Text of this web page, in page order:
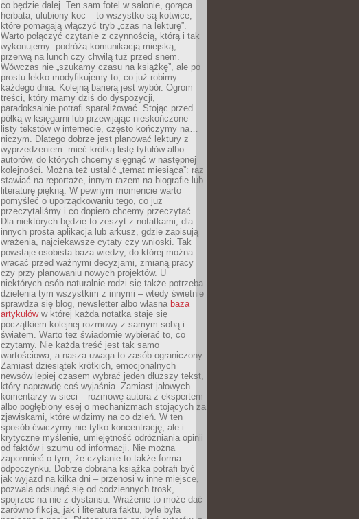
co będzie dalej. Ten sam fotel w salonie, gorąca
herbata, ulubiony koc – to wszystko są kotwice,
które pomagają włączyć tryb „czas na lekturę”.
Warto połączyć czytanie z czynnością, którą i tak
wykonujemy: podróżą komunikacją miejską,
przerwą na lunch czy chwilą tuż przed snem.
Wówczas nie „szukamy czasu na książkę”, ale po
prostu lekko modyfikujemy to, co już robimy
każdego dnia. Kolejną barierą jest wybór. Ogrom
treści, który mamy dziś do dyspozycji,
paradoksalnie potrafi sparaliżować. Stojąc przed
półką w księgarni lub przewijając nieskończone
listy tekstów w internecie, często kończymy na…
niczym. Dlatego dobrze jest planować lektury z
wyprzedzeniem: mieć krótką listę tytułów albo
autorów, do których chcemy sięgnąć w następnej
kolejności. Można też ustalić „temat miesiąca”: raz
stawiać na reportaże, innym razem na biografie lub
literaturę piękną. W pewnym momencie warto
pomyśleć o uporządkowaniu tego, co już
przeczytaliśmy i co dopiero chcemy przeczytać.
Dla niektórych będzie to zeszyt z notatkami, dla
innych prosta aplikacja lub arkusz, gdzie zapisują
wrażenia, najciekawsze cytaty czy wnioski. Tak
powstaje osobista baza wiedzy, do której można
wracać przed ważnymi decyzjami, zmianą pracy
czy przy planowaniu nowych projektów. U
niektórych osób naturalnie rodzi się także potrzeba
dzielenia tym wszystkim z innymi – wtedy świetnie
sprawdza się blog, newsletter albo własna baza
artykułóww której każda notatka staje się
początkiem kolejnej rozmowy z samym sobą i
światem. Warto też świadomie wybierać to, co
czytamy. Nie każda treść jest tak samo
wartościowa, a nasza uwaga to zasób ograniczony.
Zamiast dziesiątek krótkich, emocjonalnych
newsów lepiej czasem wybrać jeden dłuższy tekst,
który naprawdę coś wyjaśnia. Zamiast jałowych
komentarzy w sieci – rozmowę autora z ekspertem
albo pogłębiony esej o mechanizmach stojących za
zjawiskami, które widzimy na co dzień. W ten
sposób ćwiczymy nie tylko koncentrację, ale i
krytyczne myślenie, umiejętność odróżniania opinii
od faktów i szumu od informacji. Nie można
zapomnieć o tym, że czytanie to także forma
odpoczynku. Dobrze dobrana książka potrafi być
jak wyjazd na kilka dni – przenosi w inne miejsce,
pozwala odsunąć się od codziennych trosk,
spojrzeć na nie z dystansu. Wrażenie to może dać
zarówno fikcja, jak i literatura faktu, byle była